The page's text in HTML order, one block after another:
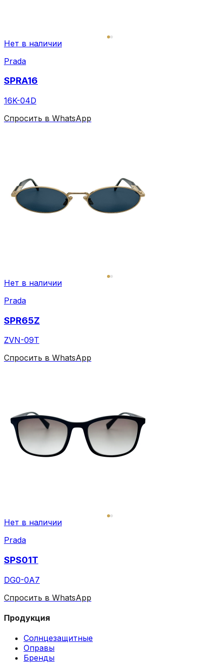
Нет в наличии
Prada
SPRA16
16K-04D
Спросить в WhatsApp
Нет в наличии
Prada
SPR65Z
ZVN-09T
Спросить в WhatsApp
Нет в наличии
Prada
SPS01T
DG0-0A7
Спросить в WhatsApp
Продукция
Солнцезащитные
Оправы
Бренды